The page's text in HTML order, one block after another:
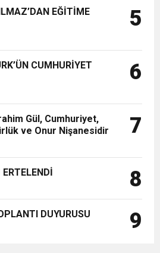
EĞİTİME
5
CUMHURİYET
6
Gül, Cumhuriyet,
ve Onur Nişanesidir
7
ERTELENDİ 8
DUYURUSU 9